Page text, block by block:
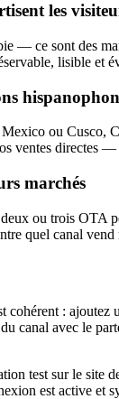
les
— ce sont des
lisible et
ou Cusco,
ventes directes
marchés
ou trois OTA
quel canal vend
: ajoutez
canal avec le
test sur le site
est active et